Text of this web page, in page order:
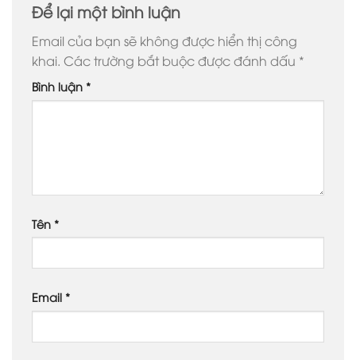
Để lại một bình luận
Email của bạn sẽ không được hiển thị công
khai. Các trường bắt buộc được đánh dấu *
Bình luận *
Tên *
Email *